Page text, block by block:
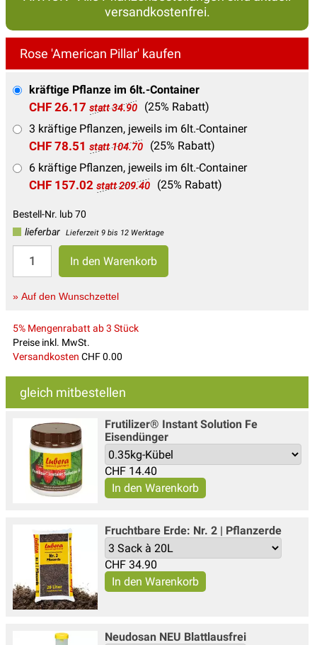
versandkostenfrei.
Rose 'American Pillar' kaufen
kräftige Pflanze im 6lt.-Container
CHF 26.17 statt 34.90
(25% Rabatt)
3 kräftige Pflanzen, jeweils im 6lt.-Container
CHF 78.51 statt 104.70
(25% Rabatt)
6 kräftige Pflanzen, jeweils im 6lt.-Container
CHF 157.02 statt 209.40 (25% Rabatt)
Bestell-Nr. lub 70
lieferbar
Lieferzeit 9 bis 12 Werktage
» Auf den Wunschzettel
5% Mengenrabatt ab 3 Stück
Preise inkl. MwSt.
Versandkosten CHF 0.00
gleich mitbestellen
Frutilizer® Instant Solution Fe
Eisendünger
CHF 14.40
Fruchtbare Erde: Nr. 2 | Pflanzerde
CHF 34.90
Neudosan NEU Blattlausfrei